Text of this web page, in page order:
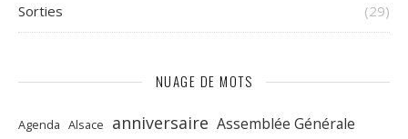
Sorties (29)
NUAGE DE MOTS
Agenda Alsace anniversaire Assemblée Générale